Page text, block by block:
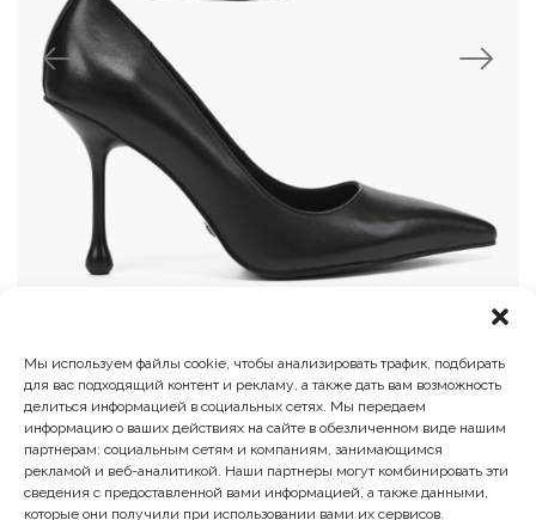
Мы используем файлы cookie, чтобы анализировать трафик, подбирать
для вас подходящий контент и рекламу, а также дать вам возможность
делиться информацией в социальных сетях. Мы передаем
информацию о ваших действиях на сайте в обезличенном виде нашим
партнерам: социальным сетям и компаниям, занимающимся
рекламой и веб-аналитикой. Наши партнеры могут комбинировать эти
сведения с предоставленной вами информацией, а также данными,
которые они получили при использовании вами их сервисов.
15 600₽ Первоначальная
цена
составляла
15
600 ₽.
10 140 ₽Текущая
цена:
10
140 ₽.